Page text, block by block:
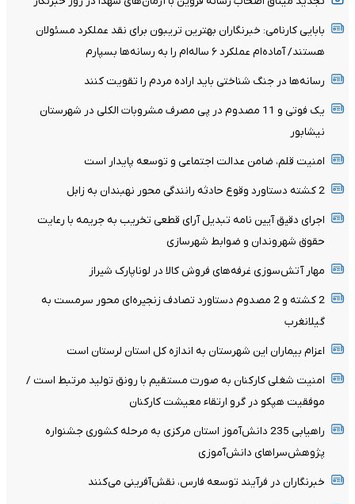
بابایی کارنامی: خبرنگاران بهترین تریبون برای نقد عملکرد مسئولان
هستند/ آماده‌ام عملکرد ۶ ساله‌ام را به رسانه‌ها بسپارم
رسانه‌ها در جنگ شناختی باید اراده مردم را تقویت کنند
یک فوتی و 11 مصدوم در پی مصرف مشروبات الکلی در شهرستان
نیشابور
امنیت قلم، ضامن عدالت اجتماعی و توسعه پایدار است
2 کشته دستاورد وقوع حادثه رانندگی محور نهبندان به زابل
اجرای دقیق آیین نامه تبدیل آرای قطعی تخریب به جریمه با رعایت
حقوق شهروندان و ضوابط شهرسازی
مهار آتش‌سوزی غرفه‌های فروش کالا در لوناپارک شیراز
2 کشته و 2 مصدوم دستاورد تصادف زنجیره‌ای محور سرمست به
گیلانغرب
اعزام بیماران این شهرستان به اندازه کل استان لرستان است
امنیت شغلی کارکنان به صورت مستقیم با رونق تولید مرتبط است /
موفقیت هپکو در گرو ارتقاء معیشت کارکنان
راهیابی 235 دانش‌آموز استان مرکزی به مرحله کشوری جشنواره
پژوهش‌سراهای دانش‌آموزی
خبرنگاران در فرآیند توسعه فارس، نقش‌آفرینی می‌کنند